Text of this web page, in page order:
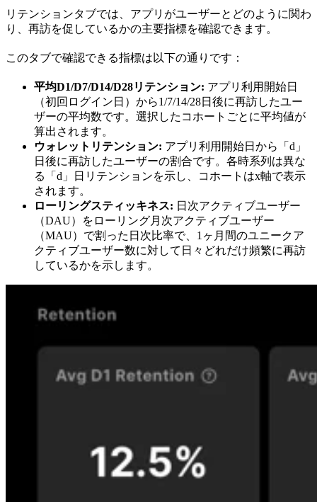
リテンションタブでは、アプリがユーザーとどのように関わ
り、再訪を促しているかの主要指標を確認できます。
このタブで確認できる指標は以下の通りです：
平均D1/D7/D14/D28リテンション: アプリ利用開始日
（初回ログイン日）から1/7/14/28日後に再訪したユー
ザーの平均数です。選択したコホートごとに平均値が
算出されます。
ウォレットリテンション: アプリ利用開始日から「d」
日後に再訪したユーザーの割合です。各時系列は異な
る「d」日リテンションを示し、コホートはx軸で表示
されます。
ローリングスティッキネス: 日次アクティブユーザー
（DAU）をローリング月次アクティブユーザー
（MAU）で割った日次比率で、1ヶ月間のユニークア
クティブユーザー数に対して日々どれだけ頻繁に再訪
しているかを示します。